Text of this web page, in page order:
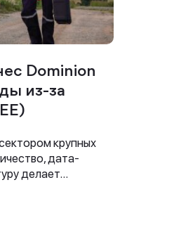
Dominion
из-за
крупных
дата-
делает...